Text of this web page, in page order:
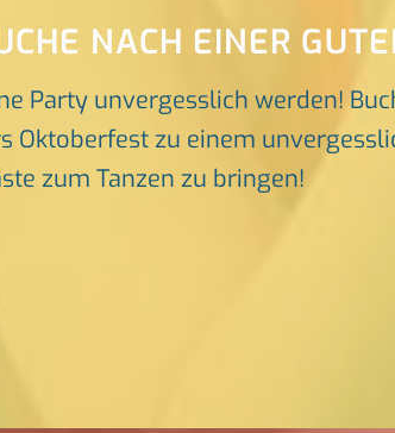
NACH EINER
Party unvergesslich werden!
Oktoberfest zu einem
zum Tanzen zu bringen!